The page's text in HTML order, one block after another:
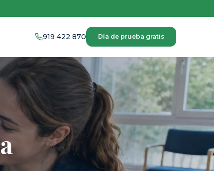
919 422 870 Día de prueba gratis